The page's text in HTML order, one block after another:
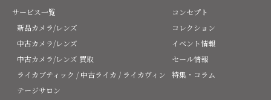
サービス一覧
新品カメラ/レンズ
中古カメラ/レンズ
中古カメラ/レンズ 買取
ライカブティック / 中古ライカ / ライカヴィン
テージサロン
コンセプト
コレクション
イベント情報
セール情報
特集・コラム